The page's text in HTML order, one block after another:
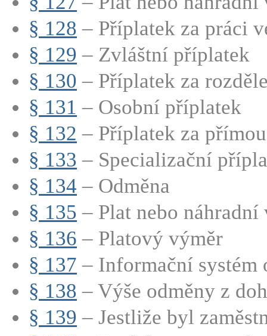
§ 128 – Příplatek za práci
§ 129 – Zvláštní příplatek
§ 130 – Příplatek za
§ 131 – Osobní příplatek
§ 132 – Příplatek za
§ 133 – Specializační
§ 134 – Odměna
§ 135 – Plat nebo náhradní
§ 136 – Platový výměr
§ 137 – Informační systém
§ 138 – Výše odměny z
§ 139 – Jestliže byl